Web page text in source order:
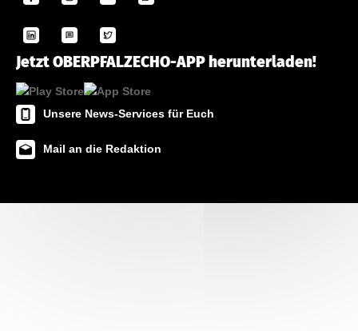
Jetzt OBERPFALZECHO-APP herunterladen!
Unsere News-Services für Euch
Mail an die Redaktion